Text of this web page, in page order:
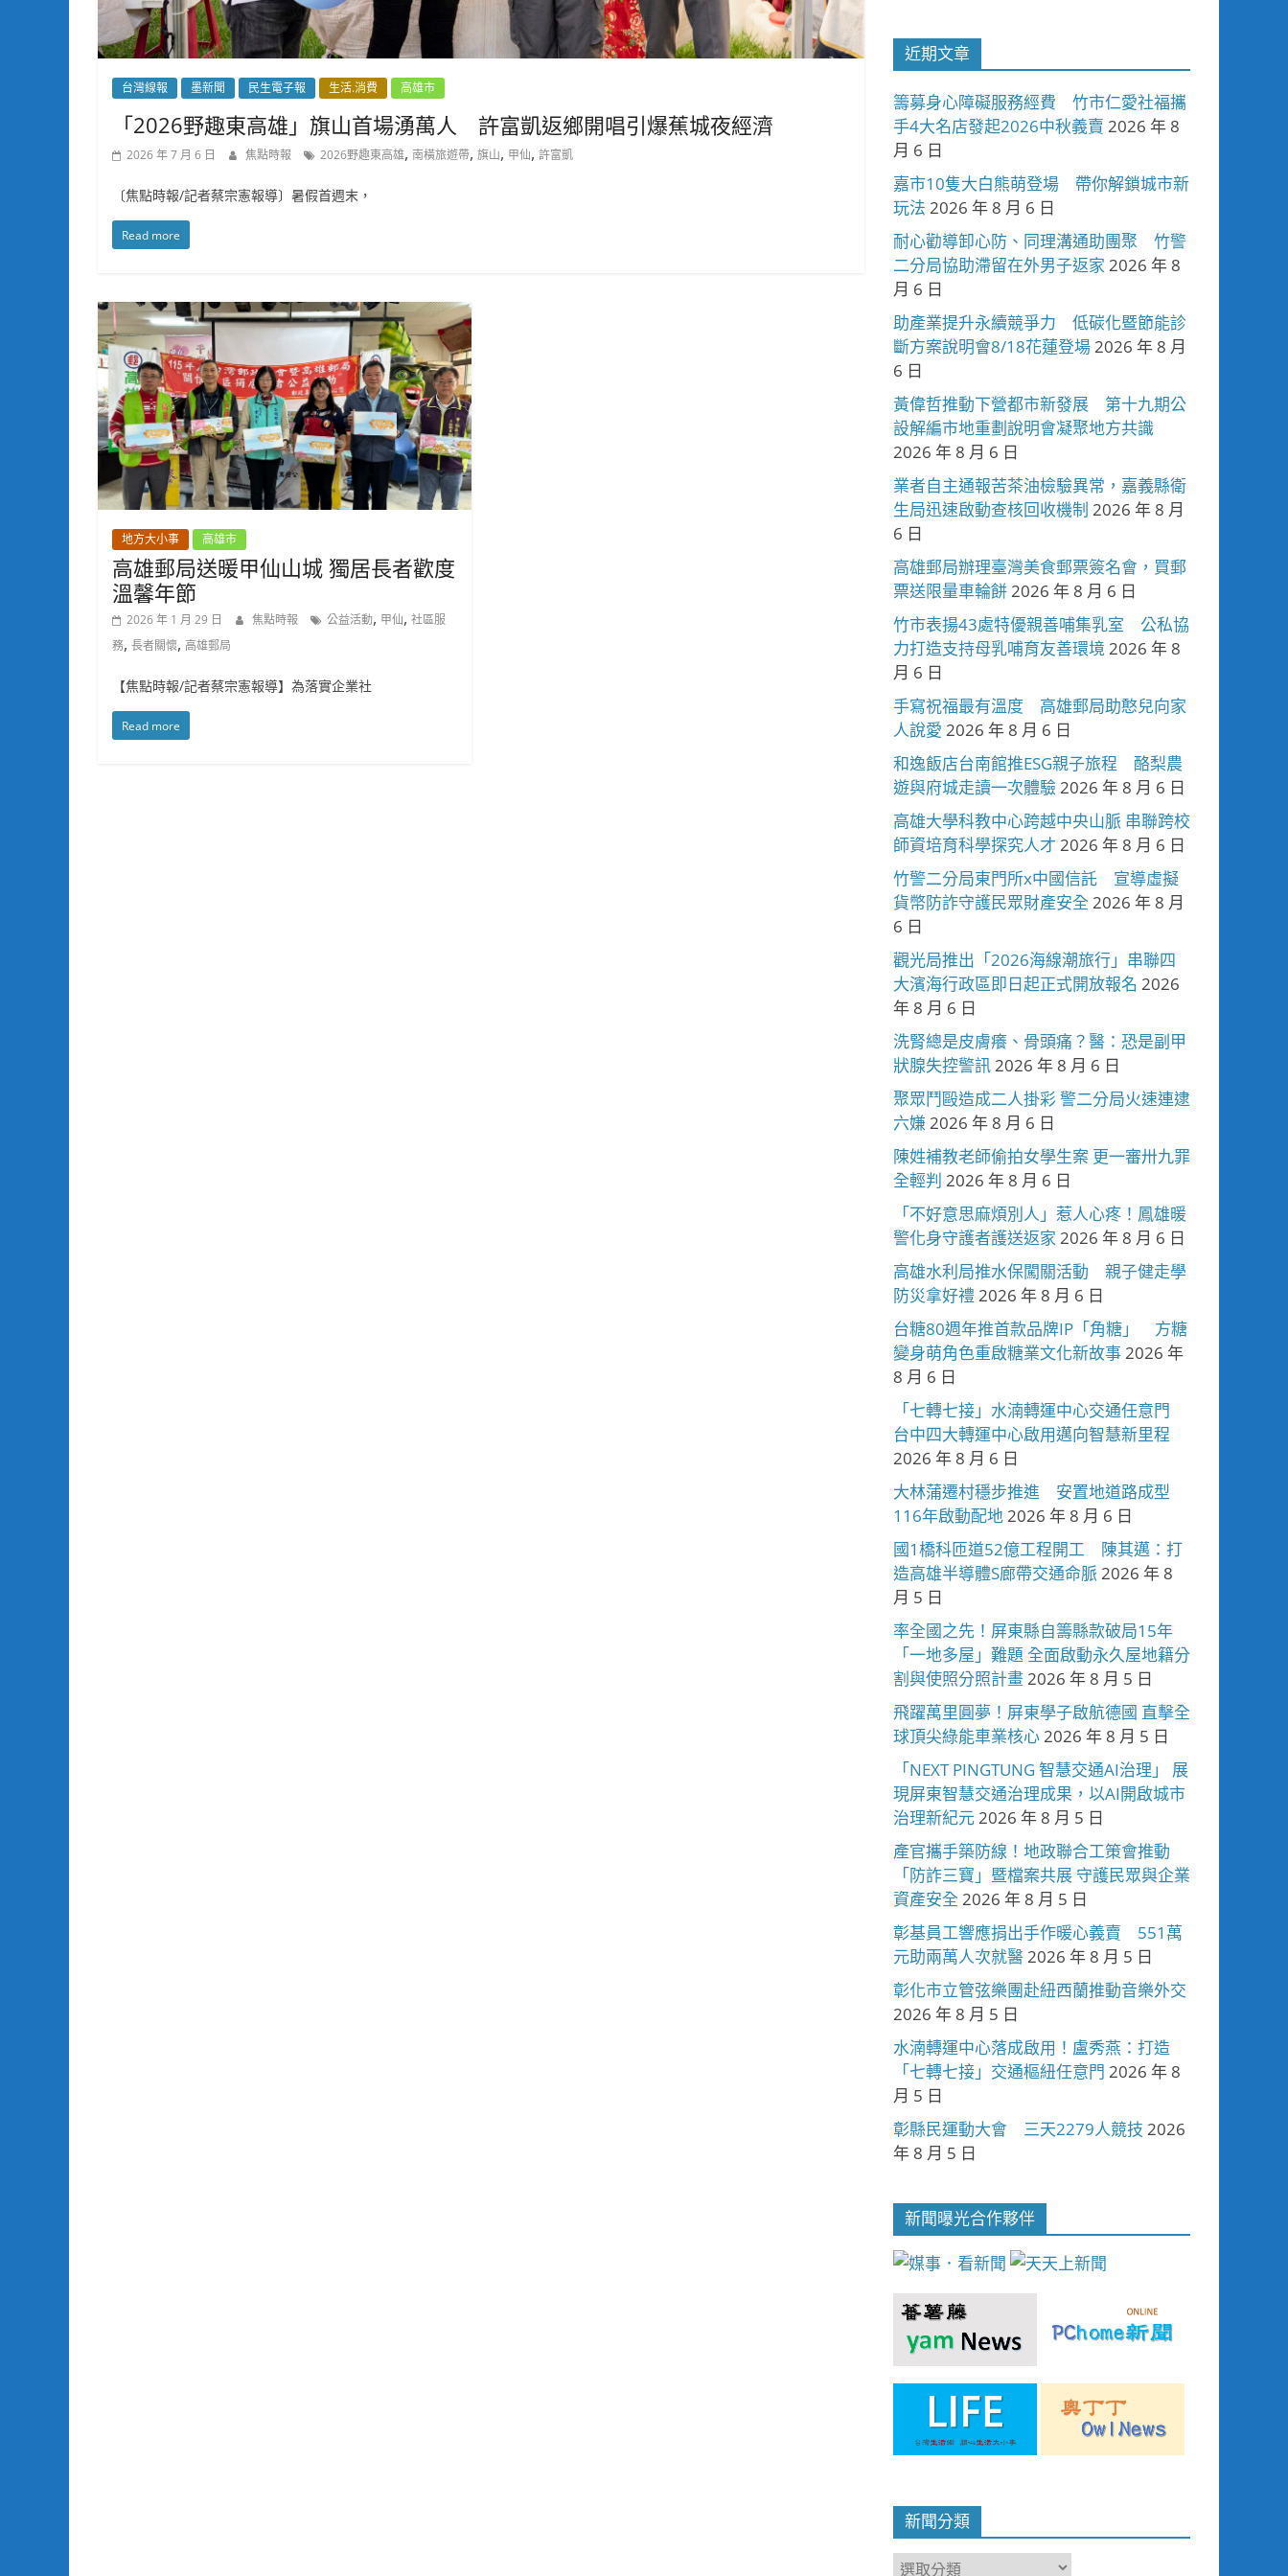
台灣線報 墨新聞 民生電子報 生活.消費 高雄市
「2026野趣東高雄」旗山首場湧萬人 許富凱返鄉開唱引爆蕉城夜經濟
2026 年 7 月 6 日 焦點時報 2026野趣東高雄, 南橫旅遊帶, 旗山, 甲仙, 許富凱
〔焦點時報/記者蔡宗憲報導〕暑假首週末，
Read more
地方大小事 高雄市
高雄郵局送暖甲仙山城 獨居長者歡度
溫馨年節
2026 年 1 月 29 日 焦點時報 公益活動, 甲仙, 社區服
務, 長者關懷, 高雄郵局
【焦點時報/記者蔡宗憲報導】為落實企業社
Read more
近期文章
籌募身心障礙服務經費 竹市仁愛社福攜
手4大名店發起2026中秋義賣 2026 年 8
月 6 日
嘉市10隻大白熊萌登場 帶你解鎖城市新
玩法 2026 年 8 月 6 日
耐心勸導卸心防、同理溝通助團聚 竹警
二分局協助滯留在外男子返家 2026 年 8
月 6 日
助產業提升永續競爭力 低碳化暨節能診
斷方案說明會8/18花蓮登場2026 年 8 月
6 日
黃偉哲推動下營都市新發展 第十九期公
設解編市地重劃說明會凝聚地方共識
2026 年 8 月 6 日
業者自主通報苦茶油檢驗異常，嘉義縣衛
生局迅速啟動查核回收機制 2026 年 8 月
6 日
高雄郵局辦理臺灣美食郵票簽名會，買郵
票送限量車輪餅2026 年 8 月 6 日
竹市表揚43處特優親善哺集乳室 公私協
力打造支持母乳哺育友善環境2026 年 8
月 6 日
手寫祝福最有溫度 高雄郵局助憨兒向家
人說愛 2026 年 8 月 6 日
和逸飯店台南館推ESG親子旅程 酪梨農
遊與府城走讀一次體驗2026 年 8 月 6 日
高雄大學科教中心跨越中央山脈 串聯跨校
師資培育科學探究人才 2026 年 8 月 6 日
竹警二分局東門所x中國信託 宣導虛擬
貨幣防詐守護民眾財產安全 2026 年 8 月
6 日
觀光局推出「2026海線潮旅行」串聯四
大濱海行政區即日起正式開放報名 2026
年 8 月 6 日
洗腎總是皮膚癢、骨頭痛？醫：恐是副甲
狀腺失控警訊2026 年 8 月 6 日
聚眾鬥毆造成二人掛彩 警二分局火速連逮
六嫌2026 年 8 月 6 日
陳姓補教老師偷拍女學生案 更一審卅九罪
全輕判 2026 年 8 月 6 日
「不好意思麻煩別人」惹人心疼！鳳雄暖
警化身守護者護送返家 2026 年 8 月 6 日
高雄水利局推水保闖關活動 親子健走學
防災拿好禮2026 年 8 月 6 日
台糖80週年推首款品牌IP「角糖」 方糖
變身萌角色重啟糖業文化新故事2026 年
8 月 6 日
「七轉七接」水湳轉運中心交通任意門
台中四大轉運中心啟用邁向智慧新里程
2026 年 8 月 6 日
大林蒲遷村穩步推進 安置地道路成型
116年啟動配地2026 年 8 月 6 日
國1橋科匝道52億工程開工 陳其邁：打
造高雄半導體S廊帶交通命脈2026 年 8
月 5 日
率全國之先！屏東縣自籌縣款破局15年
「一地多屋」難題 全面啟動永久屋地籍分
割與使照分照計畫2026 年 8 月 5 日
飛躍萬里圓夢！屏東學子啟航德國 直擊全
球頂尖綠能車業核心2026 年 8 月 5 日
「NEXT PINGTUNG 智慧交通AI治理」 展
現屏東智慧交通治理成果，以AI開啟城市
治理新紀元2026 年 8 月 5 日
產官攜手築防線！地政聯合工策會推動
「防詐三寶」暨檔案共展 守護民眾與企業
資產安全 2026 年 8 月 5 日
彰基員工響應捐出手作暖心義賣 551萬
元助兩萬人次就醫2026 年 8 月 5 日
彰化市立管弦樂團赴紐西蘭推動音樂外交
2026 年 8 月 5 日
水湳轉運中心落成啟用！盧秀燕：打造
「七轉七接」交通樞紐任意門 2026 年 8
月 5 日
彰縣民運動大會 三天2279人競技 2026
年 8 月 5 日
新聞曝光合作夥伴
新聞分類
新